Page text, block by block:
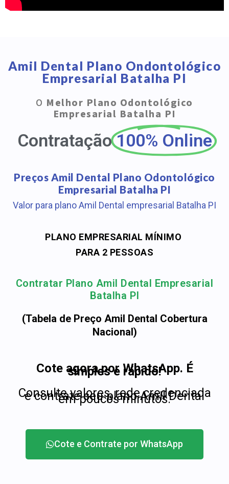
Amil Dental Plano Ondontológico
Empresarial Batalha PI
O Melhor Plano Odontológico
Empresarial Batalha PI
Contratação 100% Online
Preços Amil Dental Plano Odontológico
Empresarial Batalha PI
Valor para plano Amil Dental empresarial Batalha PI
PLANO EMPRESARIAL MÍNIMO
PARA 2 PESSOAS
Contratar Plano Amil Dental Empresarial
Batalha PI
(Tabela de Preço Amil Dental Cobertura
Nacional)
Cote agora por WhatsApp. É
simples e rápido!
Consulte valores, rede credenciada
e contrate seu plano Amil Dental
em poucos minutos.
Cote e Contrate por WhatsApp